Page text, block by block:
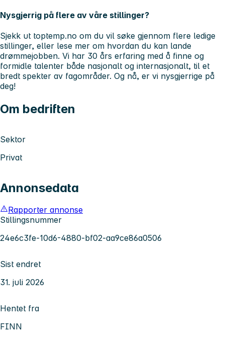
Nysgjerrig på flere av våre stillinger?
Sjekk ut toptemp.no om du vil søke gjennom flere ledige
stillinger, eller lese mer om hvordan du kan lande
drømmejobben. Vi har 30 års erfaring med å finne og
formidle talenter både nasjonalt og internasjonalt, til et
bredt spekter av fagområder. Og nå, er vi nysgjerrige på
deg!
Om bedriften
Sektor
Privat
Annonsedata
Rapporter annonse
Stillingsnummer
24e6c3fe-10d6-4880-bf02-aa9ce86a0506
Sist endret
31. juli 2026
Hentet fra
FINN